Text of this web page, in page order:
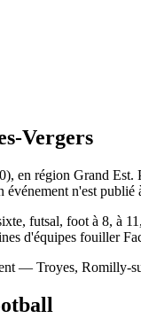
Vergers
en région Grand
n'est publié
futsal, foot à 8, à
d'équipes fouiller
— Troyes,